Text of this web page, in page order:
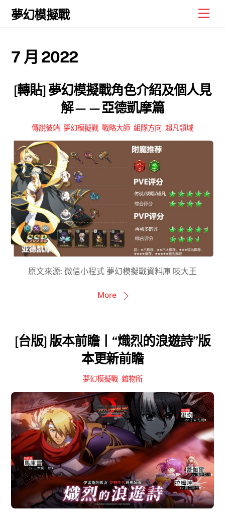
Skip
夢幻模擬戰
7 月 2022
[轉貼] 夢幻模擬戰角色介紹及個人見
解——亞德凱摩篇
傳說彼端 夢幻模擬戰 戰略大師 組隊方向 超凡領域
原文來源: 微信小程式 夢幻模擬戰資料庫 吱大王
More
[台版] 版本前瞻丨“熾烈的浪遊詩”版
本更新前瞻
夢幻模擬戰, 雜物所